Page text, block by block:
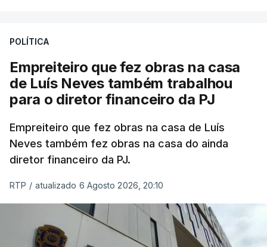
POLÍTICA
Empreiteiro que fez obras na casa
de Luís Neves também trabalhou
para o diretor financeiro da PJ
Empreiteiro que fez obras na casa de Luís
Neves também fez obras na casa do ainda
diretor financeiro da PJ.
RTP / atualizado 6 Agosto 2026, 20:10